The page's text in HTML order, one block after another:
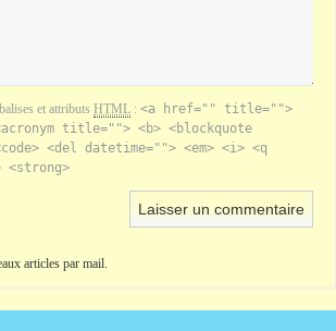
et attributs HTML : <a href="" title="">
title=""> <b> <blockquote
<del datetime=""> <em> <i> <q
articles par mail.